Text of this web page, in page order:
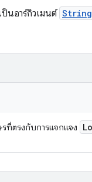
นอาร์กิวเมนต์ String
ที่ตรงกับการแจกแจง